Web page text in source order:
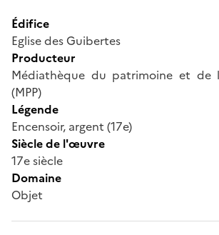
Édifice
Eglise des Guibertes
Producteur
Médiathèque du patrimoine et de
(MPP)
Légende
Encensoir, argent (17e)
Siècle de l'œuvre
17e siècle
Domaine
Objet